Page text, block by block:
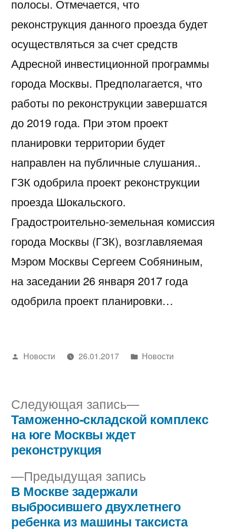
полосы. Отмечается, что
реконструкция данного проезда будет
осуществляться за счет средств
Адресной инвестиционной программы
города Москвы. Предполагается, что
работы по реконструкции завершатся
до 2019 года. При этом проект
планировки территории будет
направлен на публичные слушания..
ГЗК одобрила проект реконструкции
проезда Шокальского.
Градостроительно-земельная комиссия
города Москвы (ГЗК), возглавляемая
Мэром Москвы Сергеем Собяниным,
на заседании 26 января 2017 года
одобрила проект планировки…
Написано
Новости 26.01.2017
Написано
Новости
Навигация
по
записям
Предыдущая запись
В Москве задержали
выбросившего двухлетнего
ребенка из машины таксиста
Следующая запись
Следующая
запись:
Таможенно-складской комплекс
на юге Москвы ждет
реконструкция